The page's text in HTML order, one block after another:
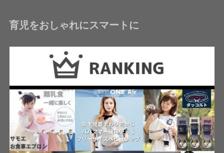
育児をおしゃれにスマートに